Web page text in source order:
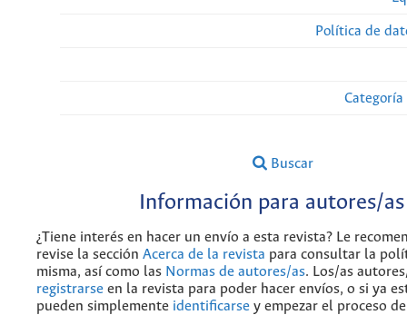
Política de
Buscar
Información para autores/as
¿Tiene interés en hacer un envío a esta revista? Le
revise la sección Acerca de la revista para consultar la
misma, así como las Normas de autores/as. Los/as
registrarse en la revista para poder hacer envíos, o si ya
pueden simplemente identificarse y empezar el proceso